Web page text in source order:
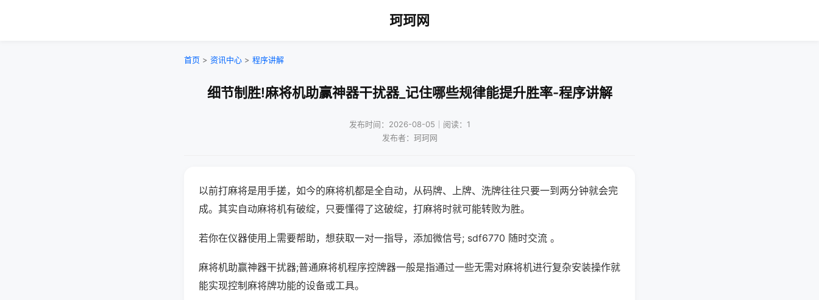
珂珂网
首页 > 资讯中心 > 程序讲解
细节制胜!麻将机助赢神器干扰器_记住哪些规律能提升胜率-程序讲解
发布时间：2026-08-05｜阅读：1
发布者：珂珂网
以前打麻将是用手搓，如今的麻将机都是全自动，从码牌、上牌、洗牌往往只要一到两分钟就会完
成。其实自动麻将机有破绽，只要懂得了这破绽，打麻将时就可能转败为胜。
若你在仪器使用上需要帮助，想获取一对一指导，添加微信号; sdf6770 随时交流 。
麻将机助赢神器干扰器;普通麻将机程序控牌器一般是指通过一些无需对麻将机进行复杂安装操作就
能实现控制麻将牌功能的设备或工具。